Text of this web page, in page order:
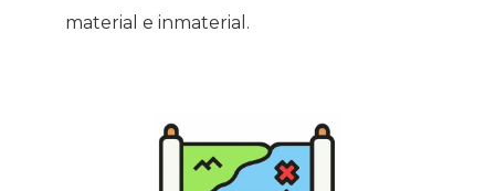
material e inmaterial.